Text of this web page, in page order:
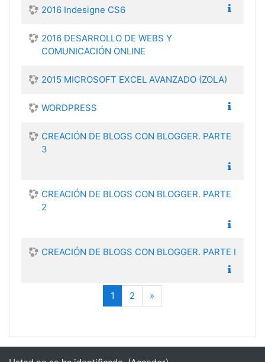
2016 Indesigne CS6
2016 DESARROLLO DE WEBS Y
COMUNICACIÓN ONLINE
2015 MICROSOFT EXCEL AVANZADO (ZOLA)
WORDPRESS
CREACIÓN DE BLOGS CON BLOGGER. PARTE
3
CREACIÓN DE BLOGS CON BLOGGER. PARTE
2
CREACIÓN DE BLOGS CON BLOGGER. PARTE I
1 (current)
2 »